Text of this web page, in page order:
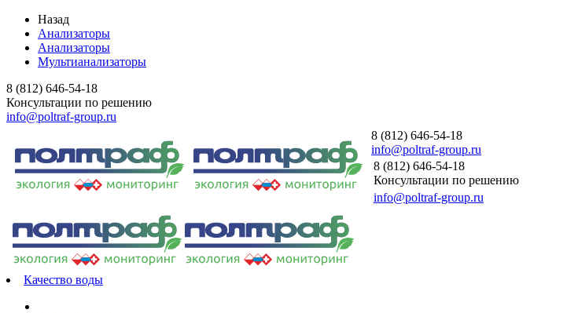
Назад
Анализаторы
Анализаторы
Мультианализаторы
8 (812) 646-54-18
Консультации по решению
info@poltraf-group.ru
8 (812) 646-54-18
info@poltraf-group.ru
8 (812) 646-54-18
Консультации по решению
info@poltraf-group.ru
Качество воды